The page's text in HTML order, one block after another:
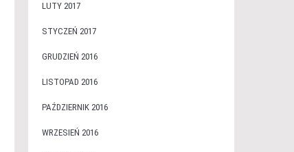
LUTY 2017
STYCZEŃ 2017
GRUDZIEŃ 2016
LISTOPAD 2016
PAŹDZIERNIK 2016
WRZESIEŃ 2016